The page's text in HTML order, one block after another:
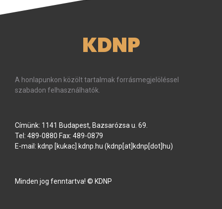
KDNP
A honlapunkon közölt tartalmak forrásmegjelöléssel
szabadon felhasználhatók.
Címünk: 1141 Budapest, Bazsarózsa u. 69.
Tel: 489-0880 Fax: 489-0879
E-mail: kdnp [kukac] kdnp hu (kdnp[at]kdnp[dot]hu)
Minden jog fenntartva! © KDNP